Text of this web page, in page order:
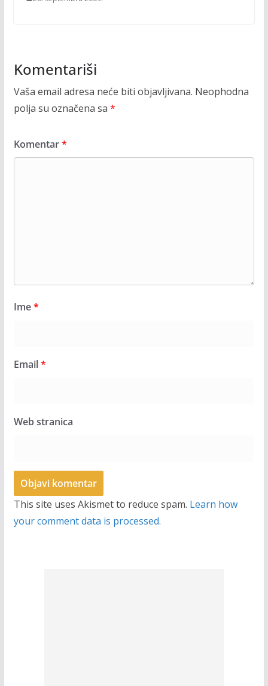
Komentariši
Vaša email adresa neće biti objavljivana. Neophodna
polja su označena sa *
Komentar*
Ime*
Email*
Web stranica
This site uses Akismet to reduce spam. Learn how
your comment data is processed.